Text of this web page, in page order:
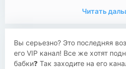
Читать
Вы серьезно? Это последняя
его VIP канал! Все же хотят
бабки❓ Так заходите на его